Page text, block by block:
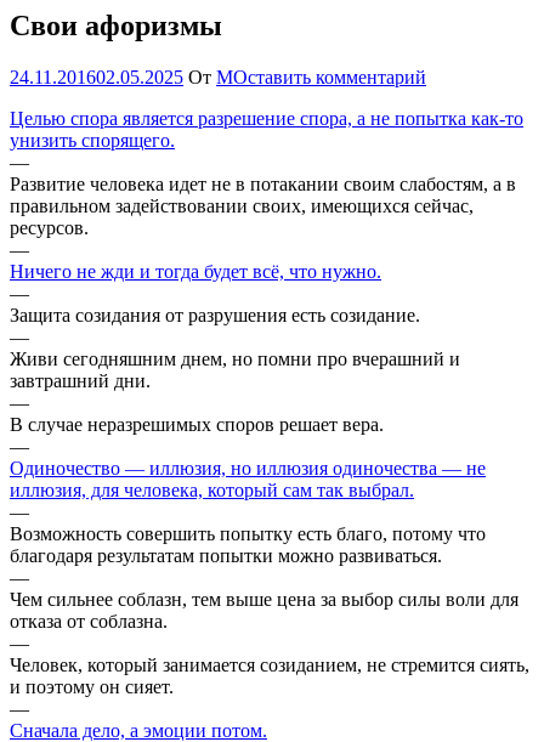
Свои афоризмы
24.11.201602.05.2025 От МОставить комментарий
Целью спора является разрешение спора, а не попытка как-то
унизить спорящего.
—
Развитие человека идет не в потакании своим слабостям, а в
правильном задействовании своих, имеющихся сейчас,
ресурсов.
—
Ничего не жди и тогда будет всё, что нужно.
—
Защита созидания от разрушения есть созидание.
—
Живи сегодняшним днем, но помни про вчерашний и
завтрашний дни.
—
В случае неразрешимых споров решает вера.
—
Одиночество — иллюзия, но иллюзия одиночества — не
иллюзия, для человека, который сам так выбрал.
—
Возможность совершить попытку есть благо, потому что
благодаря результатам попытки можно развиваться.
—
Чем сильнее соблазн, тем выше цена за выбор силы воли для
отказа от соблазна.
—
Человек, который занимается созиданием, не стремится сиять,
и поэтому он сияет.
—
Сначала дело, а эмоции потом.